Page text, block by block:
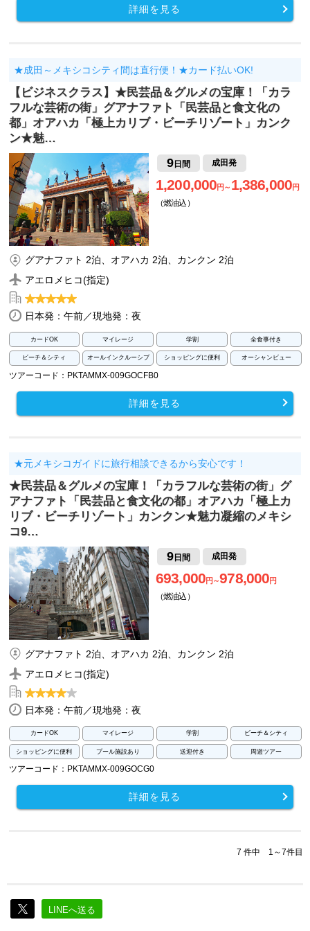
詳細を見る
★成田～メキシコシティ間は直行便！★カード払いOK!
【ビジネスクラス】★民芸品＆グルメの宝庫！「カラ
フルな芸術の街」グアナファト「民芸品と食文化の
都」オアハカ「極上カリブ・ビーチリゾート」カンク
ン★魅…
9日間 成田発
1,200,000円～ 1,386,000円
（燃油込）
グアナファト 2泊、オアハカ 2泊、カンクン 2泊
アエロメヒコ(指定)
日本発：午前／現地発：夜
カードOK マイレージ 学割 全食事付き
ビーチ＆シティ オールインクルーシブ ショッピングに便利 オーシャンビュー
ツアーコード：PKTAMMX-009GOCFB0
詳細を見る
★元メキシコガイドに旅行相談できるから安心です！
★民芸品＆グルメの宝庫！「カラフルな芸術の街」グ
アナファト「民芸品と食文化の都」オアハカ「極上カ
リブ・ビーチリゾート」カンクン★魅力凝縮のメキシ
コ9…
9日間 成田発
693,000円～978,000円
（燃油込）
グアナファト 2泊、オアハカ 2泊、カンクン 2泊
アエロメヒコ(指定)
日本発：午前／現地発：夜
カードOK マイレージ 学割 ビーチ＆シティ
ショッピングに便利 プール施設あり 送迎付き 周遊ツアー
ツアーコード：PKTAMMX-009GOCG0
詳細を見る
7 件中 1～7件目
LINEへ送る